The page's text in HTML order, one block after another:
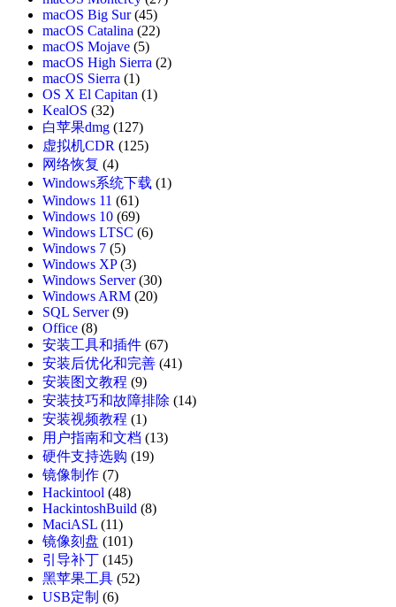
macOS Big Sur(45)
macOS Catalina (22)
macOS Mojave (5)
macOS High Sierra (2)
macOS Sierra (1)
OS X El Capitan (1)
KealOS (32)
白苹果dmg (127)
虚拟机CDR (125)
网络恢复 (4)
Windows系统下载 (1)
Windows 11 (61)
Windows 10 (69)
Windows LTSC (6)
Windows 7 (5)
Windows XP(3)
Windows Server(30)
Windows ARM (20)
SQL Server(9)
Office (8)
安装工具和插件 (67)
安装后优化和完善 (41)
安装图文教程 (9)
安装技巧和故障排除 (14)
安装视频教程 (1)
用户指南和文档 (13)
硬件支持选购 (19)
镜像制作 (7)
Hackintool (48)
HackintoshBuild (8)
MaciASL (11)
镜像刻盘 (101)
引导补丁 (145)
黑苹果工具 (52)
USB定制 (6)